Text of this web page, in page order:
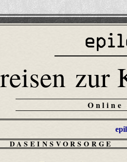
zur
Online
DASEINSVORSORGE